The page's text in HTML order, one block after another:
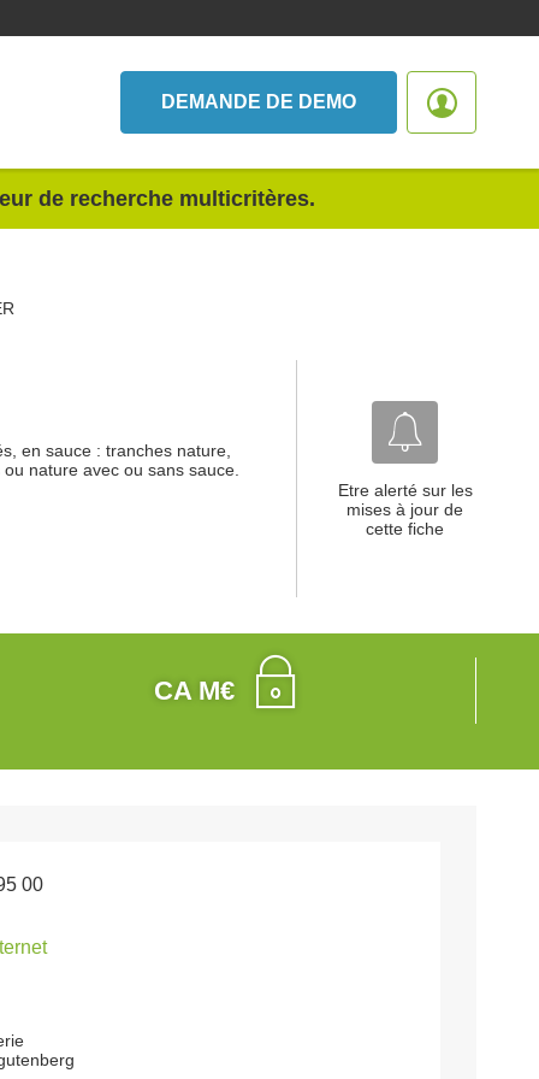
DEMANDE DE DEMO
de recherche multicritères.
en sauce : tranches nature,
nature avec ou sans sauce.
Etre alerté sur les
mises à jour de
cette fiche
CA M€
00